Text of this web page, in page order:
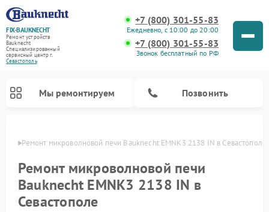
FIX-BAUKNECHT
Ремонт устройств
Bauknecht
Специализированный
cервисный центр г.
Севастополь
+7 (800) 301-55-83
Ежедневно, с 10:00 до 20:00
+7 (800) 301-55-83
Звонок бесплатный по РФ
Мы ремонтируем Позвонить
Ремонт микроволновой печи Bauknecht EMNK3 2138 IN в Севастополе
Ремонт микроволновой печи
Bauknecht EMNK3 2138 IN в
Севастополе